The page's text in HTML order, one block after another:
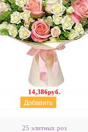
14,386руб.
25 элитных роз